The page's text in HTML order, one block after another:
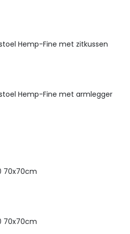
Hemp-Fine met zitkussen
Hemp-Fine met armlegger
70x70cm
70x70cm